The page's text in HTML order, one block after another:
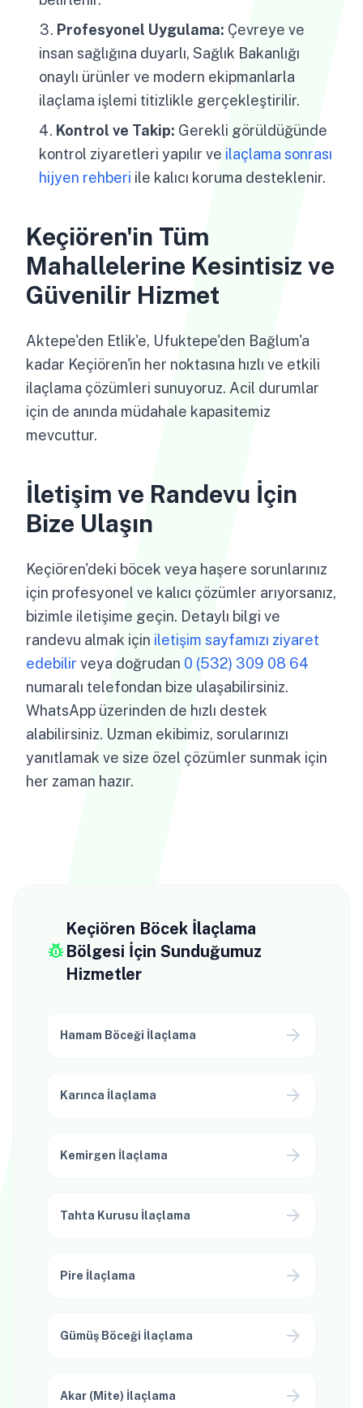
Profesyonel Uygulama: Çevreye ve
insan sağlığına duyarlı, Sağlık Bakanlığı
onaylı ürünler ve modern ekipmanlarla
ilaçlama işlemi titizlikle gerçekleştirilir.
Kontrol ve Takip: Gerekli görüldüğünde
kontrol ziyaretleri yapılır ve ilaçlama sonrası
hijyen rehberi ile kalıcı koruma desteklenir.
Keçiören'in Tüm
Mahallelerine Kesintisiz ve
Güvenilir Hizmet
Aktepe'den Etlik'e, Ufuktepe'den Bağlum'a
kadar Keçiören'in her noktasına hızlı ve etkili
ilaçlama çözümleri sunuyoruz. Acil durumlar
için de anında müdahale kapasitemiz
mevcuttur.
İletişim ve Randevu İçin
Bize Ulaşın
Keçiören'deki böcek veya haşere sorunlarınız
için profesyonel ve kalıcı çözümler arıyorsanız,
bizimle iletişime geçin. Detaylı bilgi ve
randevu almak için iletişim sayfamızı ziyaret
edebilir veya doğrudan 0 (532) 309 08 64
numaralı telefondan bize ulaşabilirsiniz.
WhatsApp üzerinden de hızlı destek
alabilirsiniz. Uzman ekibimiz, sorularınızı
yanıtlamak ve size özel çözümler sunmak için
her zaman hazır.
pest_control
Keçiören Böcek İlaçlama
Bölgesi İçin Sunduğumuz
Hizmetler
Hamam Böceği İlaçlama arrow_forward
Karınca İlaçlama arrow_forward
Kemirgen İlaçlama arrow_forward
Tahta Kurusu İlaçlama arrow_forward
Pire İlaçlama arrow_forward
Gümüş Böceği İlaçlama arrow_forward
Akar (Mite) İlaçlama arrow_forward